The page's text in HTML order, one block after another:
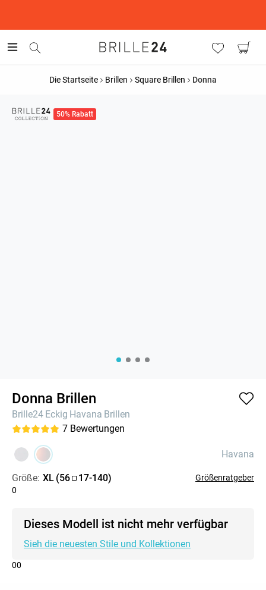
Die Startseite Brillen Square Brillen Donna
50% Rabatt
Donna Brillen
Brille24 Eckig Havana Brillen
7 Bewertungen
Havana
Größe: XL (56 17-140)
Größenratgeber
0
Dieses Modell ist nicht mehr verfügbar
Sieh die neuesten Stile und Kollektionen
00